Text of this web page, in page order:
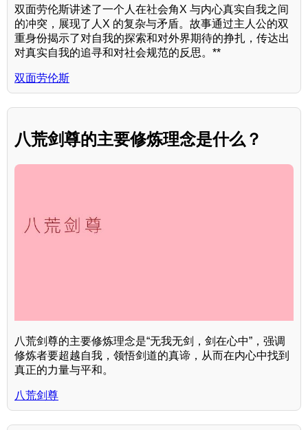
双面劳伦斯讲述了一个人在社会角X 与内心真实自我之间
的冲突，展现了人X 的复杂与矛盾。故事通过主人公的双
重身份揭示了对自我的探索和对外界期待的挣扎，传达出
对真实自我的追寻和对社会规范的反思。**
双面劳伦斯
八荒剑尊的主要修炼理念是什么？
八荒剑尊的主要修炼理念是“无我无剑，剑在心中”，强调
修炼者要超越自我，领悟剑道的真谛，从而在内心中找到
真正的力量与平和。
八荒剑尊